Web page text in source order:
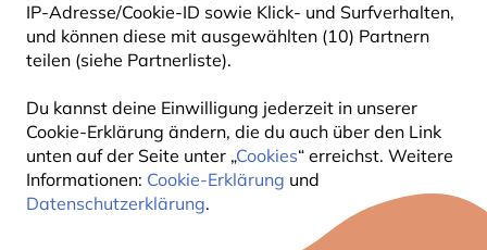
IP-Adresse/Cookie-ID sowie Klick- und Surfverhalten,
und können diese mit ausgewählten (10) Partnern
teilen (siehe Partnerliste).
Du kannst deine Einwilligung jederzeit in unserer
Cookie-Erklärung ändern, die du auch über den Link
unten auf der Seite unter „Cookies“ erreichst. Weitere
Informationen: Cookie-Erklärung und
Datenschutzerklärung.